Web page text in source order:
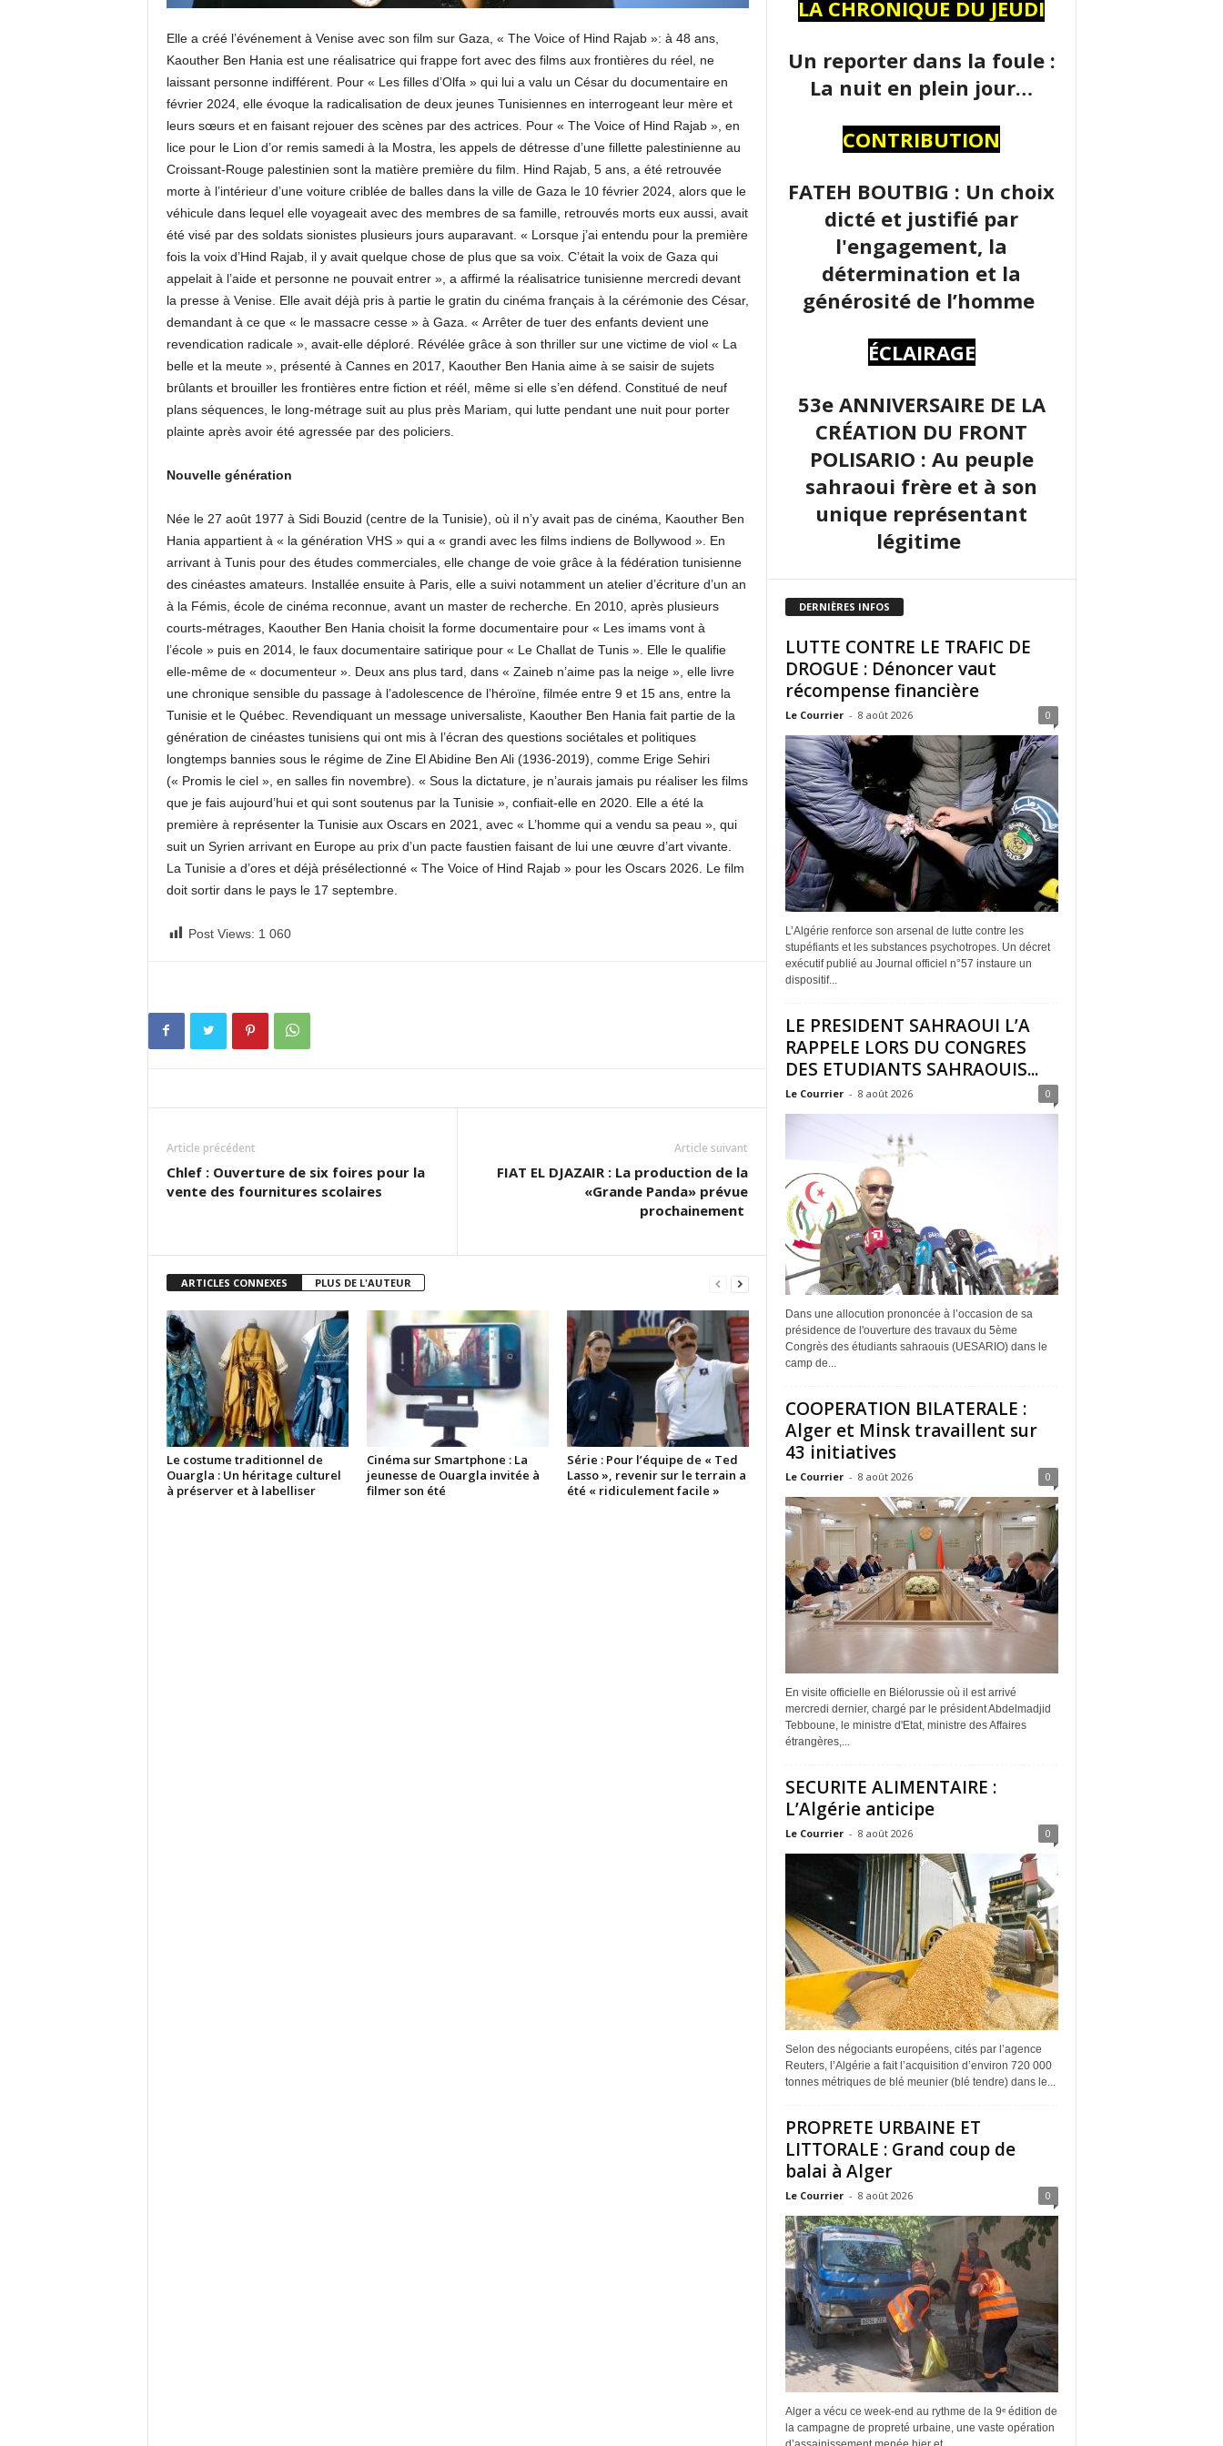
Elle a créé l’événement à Venise avec son film sur Gaza, « The Voice of Hind Rajab »: à 48 ans,
Kaouther Ben Hania est une réalisatrice qui frappe fort avec des films aux frontières du réel, ne
laissant personne indifférent. Pour « Les filles d’Olfa » qui lui a valu un César du documentaire en
février 2024, elle évoque la radicalisation de deux jeunes Tunisiennes en interrogeant leur mère et
leurs sœurs et en faisant rejouer des scènes par des actrices. Pour « The Voice of Hind Rajab », en
lice pour le Lion d’or remis samedi à la Mostra, les appels de détresse d’une fillette palestinienne au
Croissant-Rouge palestinien sont la matière première du film. Hind Rajab, 5 ans, a été retrouvée
morte à l’intérieur d’une voiture criblée de balles dans la ville de Gaza le 10 février 2024, alors que le
véhicule dans lequel elle voyageait avec des membres de sa famille, retrouvés morts eux aussi, avait
été visé par des soldats sionistes plusieurs jours auparavant. « Lorsque j’ai entendu pour la première
fois la voix d’Hind Rajab, il y avait quelque chose de plus que sa voix. C’était la voix de Gaza qui
appelait à l’aide et personne ne pouvait entrer », a affirmé la réalisatrice tunisienne mercredi devant
la presse à Venise. Elle avait déjà pris à partie le gratin du cinéma français à la cérémonie des César,
demandant à ce que « le massacre cesse » à Gaza. « Arrêter de tuer des enfants devient une
revendication radicale », avait-elle déploré. Révélée grâce à son thriller sur une victime de viol « La
belle et la meute », présenté à Cannes en 2017, Kaouther Ben Hania aime à se saisir de sujets
brûlants et brouiller les frontières entre fiction et réél, même si elle s’en défend. Constitué de neuf
plans séquences, le long-métrage suit au plus près Mariam, qui lutte pendant une nuit pour porter
plainte après avoir été agressée par des policiers.
Nouvelle génération
Née le 27 août 1977 à Sidi Bouzid (centre de la Tunisie), où il n’y avait pas de cinéma, Kaouther Ben
Hania appartient à « la génération VHS » qui a « grandi avec les films indiens de Bollywood ». En
arrivant à Tunis pour des études commerciales, elle change de voie grâce à la fédération tunisienne
des cinéastes amateurs. Installée ensuite à Paris, elle a suivi notamment un atelier d’écriture d’un an
à la Fémis, école de cinéma reconnue, avant un master de recherche. En 2010, après plusieurs
courts-métrages, Kaouther Ben Hania choisit la forme documentaire pour « Les imams vont à
l’école » puis en 2014, le faux documentaire satirique pour « Le Challat de Tunis ». Elle le qualifie
elle-même de « documenteur ». Deux ans plus tard, dans « Zaineb n’aime pas la neige », elle livre
une chronique sensible du passage à l’adolescence de l’héroïne, filmée entre 9 et 15 ans, entre la
Tunisie et le Québec. Revendiquant un message universaliste, Kaouther Ben Hania fait partie de la
génération de cinéastes tunisiens qui ont mis à l’écran des questions sociétales et politiques
longtemps bannies sous le régime de Zine El Abidine Ben Ali (1936-2019), comme Erige Sehiri
(« Promis le ciel », en salles fin novembre). « Sous la dictature, je n’aurais jamais pu réaliser les films
que je fais aujourd’hui et qui sont soutenus par la Tunisie », confiait-elle en 2020. Elle a été la
première à représenter la Tunisie aux Oscars en 2021, avec « L’homme qui a vendu sa peau », qui
suit un Syrien arrivant en Europe au prix d’un pacte faustien faisant de lui une œuvre d’art vivante.
La Tunisie a d’ores et déjà présélectionné « The Voice of Hind Rajab » pour les Oscars 2026. Le film
doit sortir dans le pays le 17 septembre.
Post Views: 1 060
Article précédent
Chlef : Ouverture de six foires pour la
vente des fournitures scolaires
Article suivant
FIAT EL DJAZAIR : La production de la
«Grande Panda» prévue
prochainement
ARTICLES CONNEXES PLUS DE L'AUTEUR
Le costume traditionnel de
Ouargla : Un héritage culturel
à préserver et à labelliser
Cinéma sur Smartphone : La
jeunesse de Ouargla invitée à
filmer son été
Série : Pour l’équipe de « Ted
Lasso », revenir sur le terrain a
été « ridiculement facile »
LA CHRONIQUE DU JEUDI
Un reporter dans la foule :
La nuit en plein jour…
CONTRIBUTION
FATEH BOUTBIG : Un choix
dicté et justifié par
l'engagement, la
détermination et la
générosité de l’homme
ÉCLAIRAGE
53e ANNIVERSAIRE DE LA
CRÉATION DU FRONT
POLISARIO : Au peuple
sahraoui frère et à son
unique représentant
légitime
DERNIÈRES INFOS
LUTTE CONTRE LE TRAFIC DE
DROGUE : Dénoncer vaut
récompense financière
Le Courrier - 8 août 2026 0
L’Algérie renforce son arsenal de lutte contre les
stupéfiants et les substances psychotropes. Un décret
exécutif publié au Journal officiel n°57 instaure un
dispositif...
LE PRESIDENT SAHRAOUI L’A
RAPPELE LORS DU CONGRES
DES ETUDIANTS SAHRAOUIS...
Le Courrier - 8 août 2026 0
Dans une allocution prononcée à l’occasion de sa
présidence de l'ouverture des travaux du 5ème
Congrès des étudiants sahraouis (UESARIO) dans le
camp de...
COOPERATION BILATERALE :
Alger et Minsk travaillent sur
43 initiatives
Le Courrier - 8 août 2026 0
En visite officielle en Biélorussie où il est arrivé
mercredi dernier, chargé par le président Abdelmadjid
Tebboune, le ministre d'Etat, ministre des Affaires
étrangères,...
SECURITE ALIMENTAIRE :
L’Algérie anticipe
Le Courrier - 8 août 2026 0
Selon des négociants européens, cités par l’agence
Reuters, l’Algérie a fait l’acquisition d’environ 720 000
tonnes métriques de blé meunier (blé tendre) dans le...
PROPRETE URBAINE ET
LITTORALE : Grand coup de
balai à Alger
Le Courrier - 8 août 2026 0
Alger a vécu ce week-end au rythme de la 9ᵉ édition de
la campagne de propreté urbaine, une vaste opération